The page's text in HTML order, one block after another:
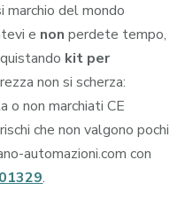
marchio del mondo
e non perdete tempo,
kit per
non si scherza:
non marchiati CE
che non valgono pochi
automazioni.com con
.